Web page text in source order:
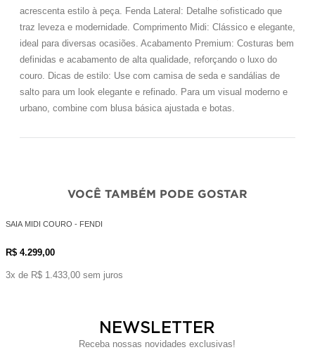
acrescenta estilo à peça. Fenda Lateral: Detalhe sofisticado que
traz leveza e modernidade. Comprimento Midi: Clássico e elegante,
ideal para diversas ocasiões. Acabamento Premium: Costuras bem
definidas e acabamento de alta qualidade, reforçando o luxo do
couro. Dicas de estilo: Use com camisa de seda e sandálias de
salto para um look elegante e refinado. Para um visual moderno e
urbano, combine com blusa básica ajustada e botas.
VOCÊ TAMBÉM PODE GOSTAR
SAIA MIDI COURO - FENDI
R$ 4.299,00
3x de R$ 1.433,00 sem juros
NEWSLETTER
Receba nossas novidades exclusivas!